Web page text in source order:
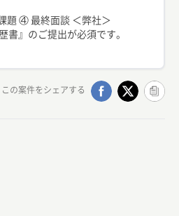
題 ④ 最終面談 ＜弊社＞
書』のご提出が必須です。
この案件をシェアする